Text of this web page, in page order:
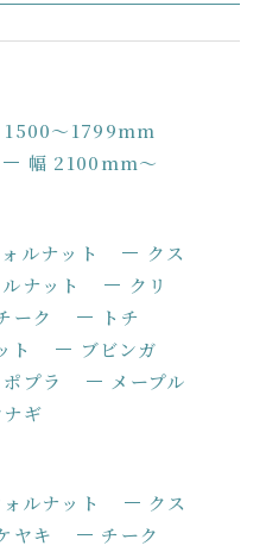
1500〜1799mm
幅 2100mm〜
ルナット
クス
ナット
クリ
ーク
トチ
ト
ブビンガ
ポプラ
メープル
ナギ
ォルナット
クス
ヤキ
チーク